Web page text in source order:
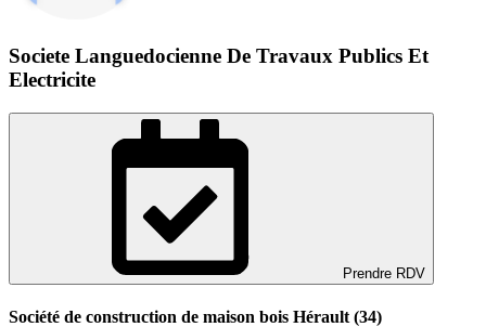
Societe Languedocienne De Travaux Publics Et
Electricite
Prendre RDV
Société de construction de maison bois Hérault (34)